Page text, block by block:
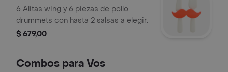
6 Alitas wing y 6 piezas de pollo
drummets con hasta 2 salsas a elegir.
$ 679,00
Combos para Vos